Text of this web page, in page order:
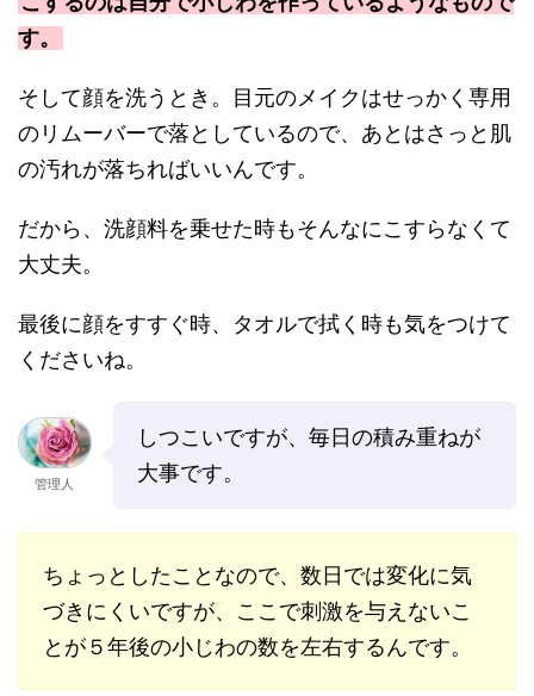
す。
そして顔を洗うとき。目元のメイクはせっかく専用
のリムーバーで落としているので、あとはさっと肌
の汚れが落ちればいいんです。
だから、洗顔料を乗せた時もそんなにこすらなくて
大丈夫。
最後に顔をすすぐ時、タオルで拭く時も気をつけて
くださいね。
管理人
しつこいですが、毎日の積み重ねが
大事です。
ちょっとしたことなので、数日では変化に気
づきにくいですが、ここで刺激を与えないこ
とが５年後の小じわの数を左右するんです。